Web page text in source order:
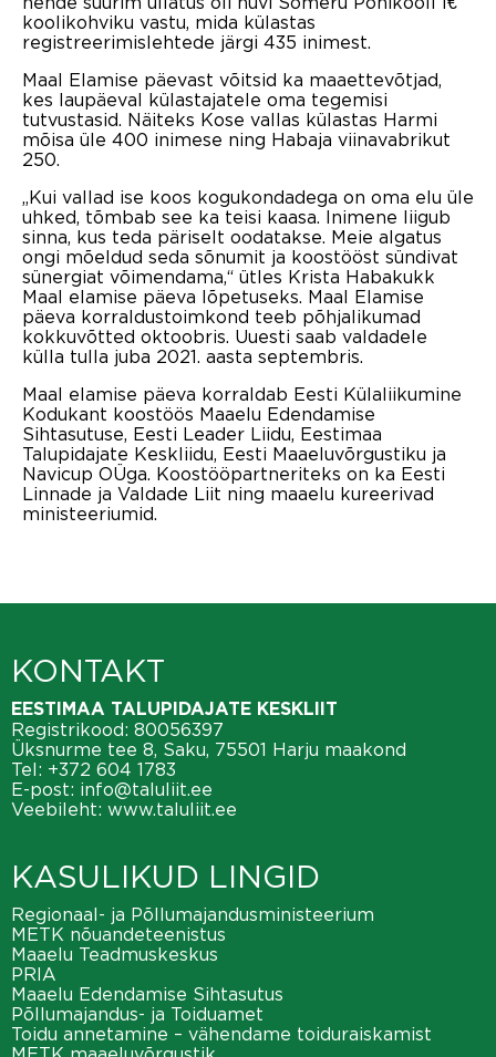
koolikohviku vastu, mida külastas
registreerimislehtede järgi 435 inimest.
Maal Elamise päevast võitsid ka maaettevõtjad,
kes laupäeval külastajatele oma tegemisi
tutvustasid. Näiteks Kose vallas külastas Harmi
mõisa üle 400 inimese ning Habaja viinavabrikut
250.
„Kui vallad ise koos kogukondadega on oma elu üle
uhked, tõmbab see ka teisi kaasa. Inimene liigub
sinna, kus teda päriselt oodatakse. Meie algatus
ongi mõeldud seda sõnumit ja koostööst sündivat
sünergiat võimendama,“ ütles Krista Habakukk
Maal elamise päeva lõpetuseks. Maal Elamise
päeva korraldustoimkond teeb põhjalikumad
kokkuvõtted oktoobris. Uuesti saab valdadele
külla tulla juba 2021. aasta septembris.
Maal elamise päeva korraldab Eesti Külaliikumine
Kodukant koostöös Maaelu Edendamise
Sihtasutuse, Eesti Leader Liidu, Eestimaa
Talupidajate Keskliidu, Eesti Maaeluvõrgustiku ja
Navicup OÜga. Koostööpartneriteks on ka Eesti
Linnade ja Valdade Liit ning maaelu kureerivad
ministeeriumid.
KONTAKT
EESTIMAA TALUPIDAJATE KESKLIIT
Registrikood: 80056397
Üksnurme tee 8, Saku, 75501 Harju maakond
Tel: +372 604 1783
E-post: info@taluliit.ee
Veebileht: www.taluliit.ee
KASULIKUD LINGID
Regionaal- ja Põllumajandusministeerium
METK nõuandeteenistus
Maaelu Teadmuskeskus
PRIA
Maaelu Edendamise Sihtasutus
Põllumajandus- ja Toiduamet
Toidu annetamine – vähendame toiduraiskamist